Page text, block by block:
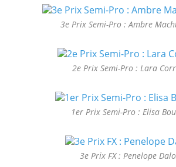
3e Prix Semi-Pro : Ambre
2e Prix Semi-Pro : Lara
1er Prix Semi-Pro : Elisa
3e Prix FX : Penelope